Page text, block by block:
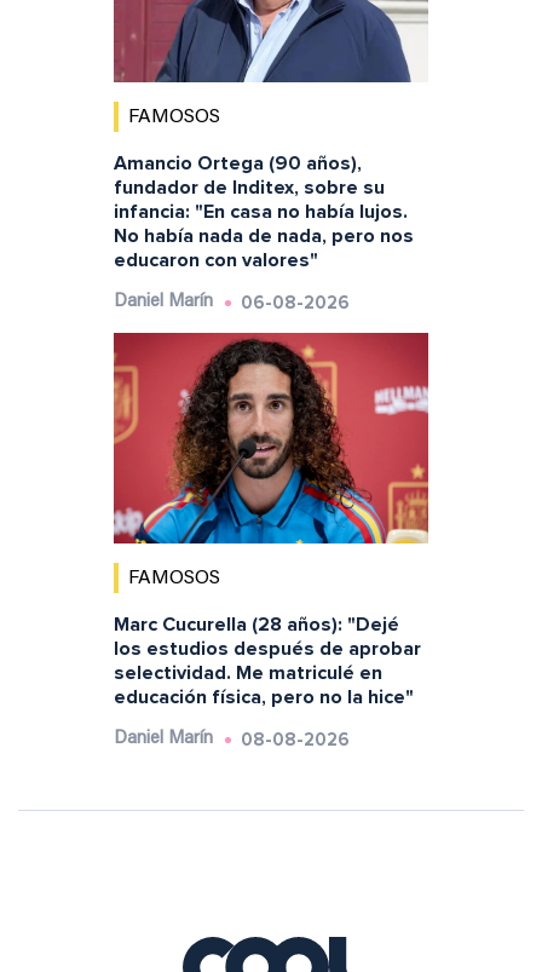
FAMOSOS
Amancio Ortega (90 años),
fundador de Inditex, sobre su
infancia: "En casa no había lujos.
No había nada de nada, pero nos
educaron con valores"
Daniel Marín 06-08-2026
FAMOSOS
Marc Cucurella (28 años): "Dejé
los estudios después de aprobar
selectividad. Me matriculé en
educación física, pero no la hice"
Daniel Marín 08-08-2026